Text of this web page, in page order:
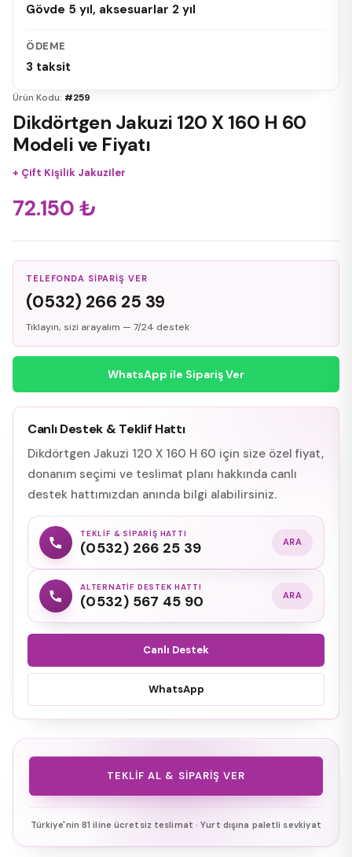
Gövde 5 yıl, aksesuarlar 2 yıl
ÖDEME
3 taksit
Ürün Kodu: #259
Dikdörtgen Jakuzi 120 X 160 H 60
Modeli ve Fiyatı
+ Çift Kişilik Jakuziler
72.150 ₺
TELEFONDA SIPARIŞ VER
(0532) 266 25 39
Tıklayın, sizi arayalım — 7/24 destek
WhatsApp ile Sipariş Ver
Canlı Destek & Teklif Hattı
Dikdörtgen Jakuzi 120 X 160 H 60 için size özel fiyat,
donanım seçimi ve teslimat planı hakkında canlı
destek hattımızdan anında bilgi alabilirsiniz.
TEKLIF & SIPARIŞ HATTI
(0532) 266 25 39 ARA
ALTERNATIF DESTEK HATTI
(0532) 567 45 90 ARA
Canlı Destek
WhatsApp
TEKLIF AL & SIPARIŞ VER
Türkiye'nin 81 iline ücretsiz teslimat · Yurt dışına paletli sevkiyat